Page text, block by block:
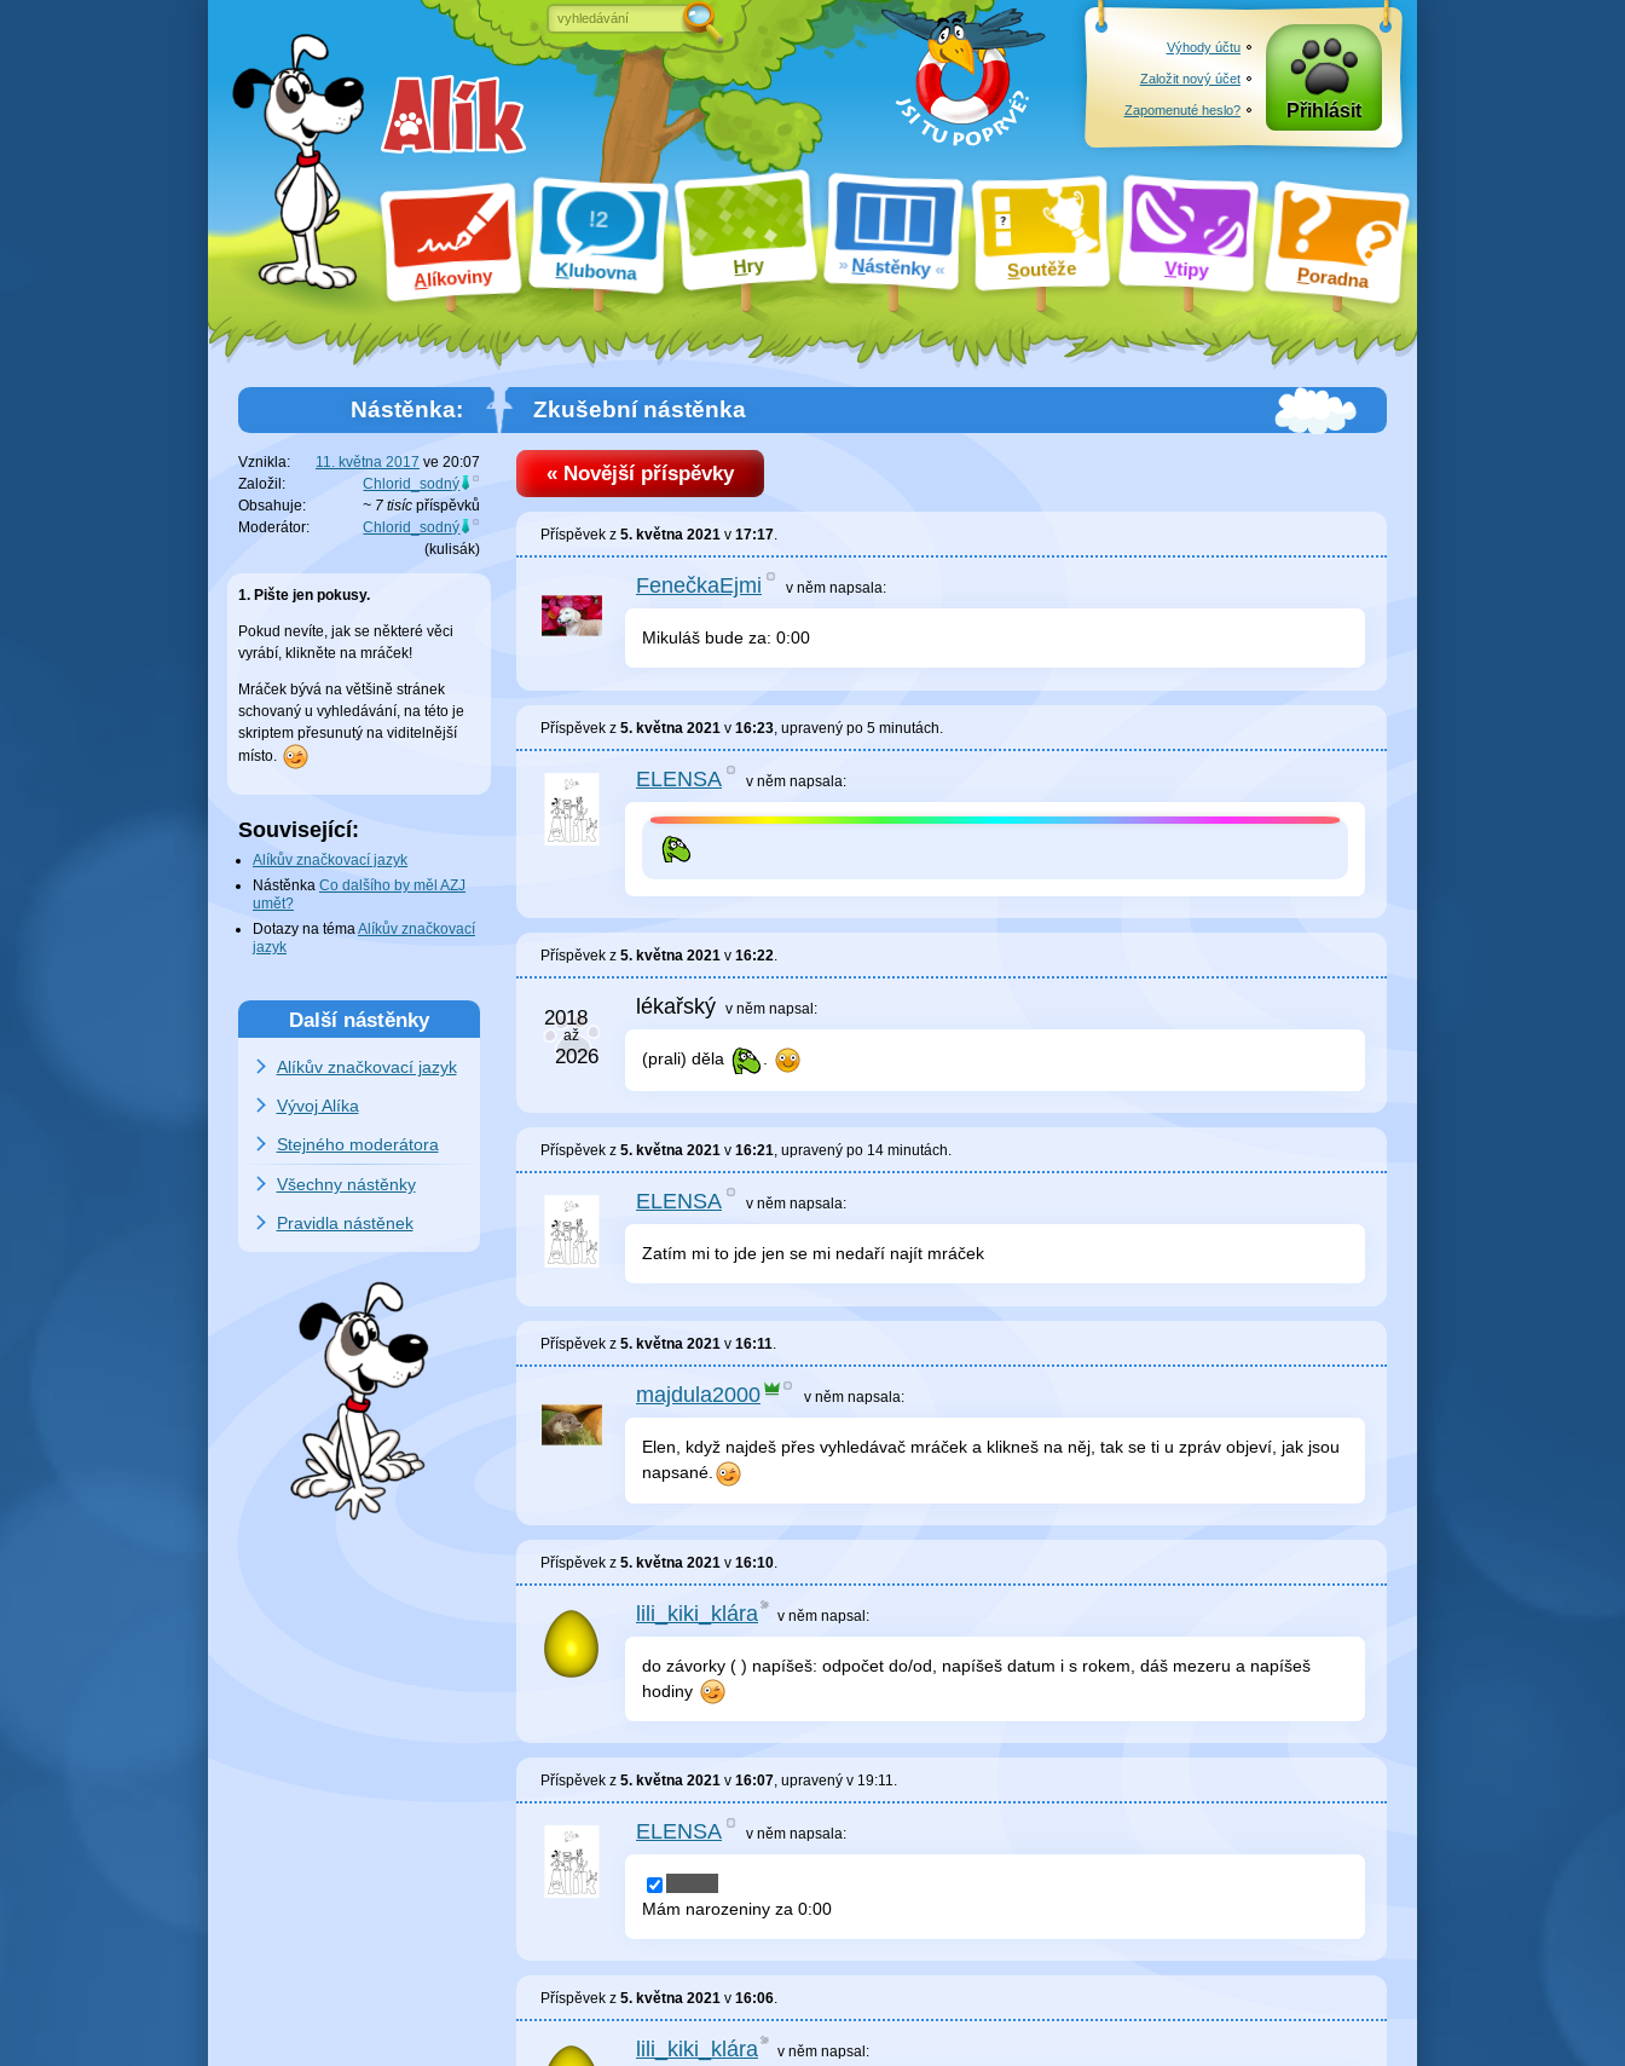
Alíkoviny Klubovna Hry Nástěnky Soutěže Vtipy Poradna
Výhody účtu
Založit nový účet
Zapomenuté heslo? Přihlásit
Zkušební nástěnka
« Novější příspěvky
Příspěvek z 5. května 2021 v 17:17.
FenečkaEjmi v němnapsala:
Mikuláš bude za: 0:00
Příspěvek z 5. května 2021 v 16:23, upravený po 5 minutách.
ELENSA v němnapsala:
Příspěvek z 5. května 2021 v 16:22.
lékařský v něm napsal:
(prali) děla .
Příspěvek z 5. května 2021 v 16:21 , upravený po 14 minutách
ELENSA v němnapsala:
Zatím mi to jde jen se mi nedaří najít mráček
Příspěvek z 5. května 2021 v 16:11
majdula2000 v něm napsala:
Elen, když najdeš přes vyhledávač mráček a klikneš na něj, tak se ti u zpráv objeví, jak jsou
napsané.
Příspěvek z 5. května 2021 v 16:10
lili_kiki_klára v něm napsal:
do závorky ( ) napíšeš: odpočet do/od, napíšeš datum i s rokem, dáš mezeru a napíšeš
hodiny
Příspěvek z 5. května 2021 v 16:07, upravený v 19:11.
ELENSA v němnapsala:
Mám narozeniny za 0:00
Příspěvek z 5. května 2021 v 16:06.
lili_kiki_klára v něm napsal:
Nástěnka:
Vznikla: 11. května 2017 ve 20:07
Založil:
Chlorid_sodný
Obsahuje:
~ 7 tisíc příspěvků
Moderátor:
Chlorid_sodný
(kulisák)
1. Pište jen pokusy.
Pokud nevíte, jak se některé věci
vyrábí, klikněte na mráček!
Mráček bývá na většině stránek
schovaný u vyhledávání, na této je
skriptem přesunutý na viditelnější
místo.
Související:
Alíkův značkovací jazyk
Nástěnka Co dalšího by měl AZJ
umět?
Dotazy na témaAlíkův značkovací
jazyk
Další nástěnky
Alíkův značkovací jazyk
Vývoj Alíka
Stejného moderátora
Všechny nástěnky
Pravidla nástěnek